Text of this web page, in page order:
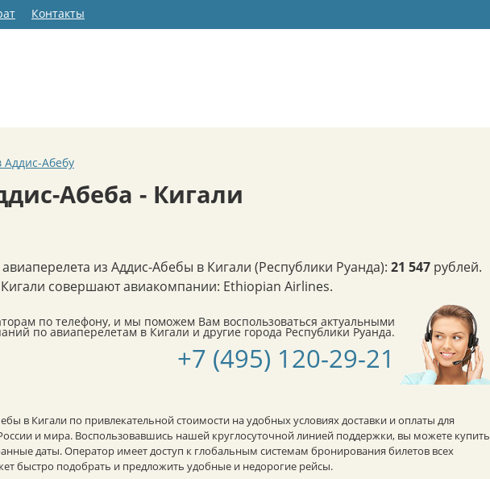
Контакты
Аддис-Абебу
Абеба - Кигали
из Аддис-Абебы в Кигали (Республики Руанда): 21 547 рублей.
совершают авиакомпании: Ethiopian Airlines.
по телефону, и мы поможем Вам воспользоваться актуальными
по авиаперелетам в Кигали и другие города Республики Руанда.
+7 (495) 120-29-21
в Кигали по привлекательной стоимости на удобных условиях доставки и оплаты для
и мира. Воспользовавшись нашей круглосуточной линией поддержки, вы можете купить
даты. Оператор имеет доступ к глобальным системам бронирования билетов всех
быстро подобрать и предложить удобные и недорогие рейсы.